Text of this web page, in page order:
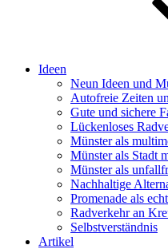
Ideen
Neun Ideen und
Autofreie Zeiten
Gute und sichere
Lückenloses
Münster als
Münster als Stadt
Münster als
Nachhaltige
Promenade als
Radverkehr an
Selbstverständnis
Artikel